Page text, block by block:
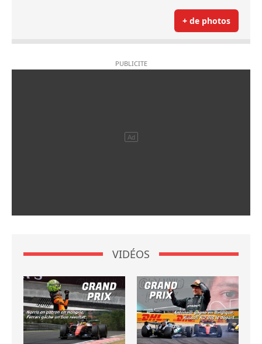
+ de photos
VIDÉOS